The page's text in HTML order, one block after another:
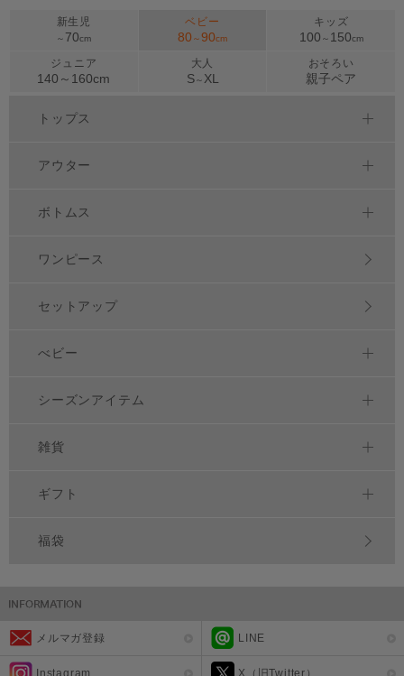
新生児
～ 70cm
ベビー
80 ～90cm
キッズ
100 ～ 150cm
ジュニア
140～ 160cm
大人
S～ XL
おそろい
親子ペア
トップス
アウター
ボトムス
ワンピース
セットアップ
べビー
シーズンアイテム
雑貨
ギフト
福袋
メルマガ登録 LINE
Instagram X（旧Twitter）